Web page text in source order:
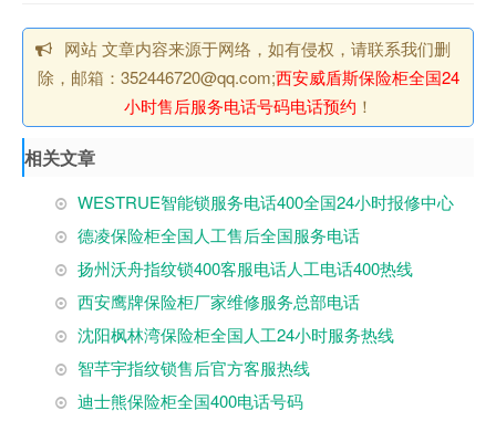
网站 文章内容来源于网络，如有侵权，请联系我们删
除，邮箱：352446720@qq.com;西安威盾斯保险柜全国24
小时售后服务电话号码电话预约 ！
相关文章
WESTRUE智能锁服务电话400全国24小时报修中心
德凌保险柜全国人工售后全国服务电话
扬州沃舟指纹锁400客服电话人工电话400热线
西安鹰牌保险柜厂家维修服务总部电话
沈阳枫林湾保险柜全国人工24小时服务热线
智芊宇指纹锁售后官方客服热线
迪士熊保险柜全国400电话号码